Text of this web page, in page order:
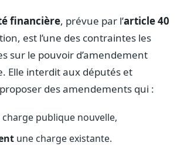
tableaux de bord
prises de position
l'influence sur un dossier
financière, prévue par l’article 40
est l’une des contraintes les
sur le pouvoir d’amendement
Elle interdit aux députés et
des amendements qui :
charge publique nouvelle,
une charge existante.